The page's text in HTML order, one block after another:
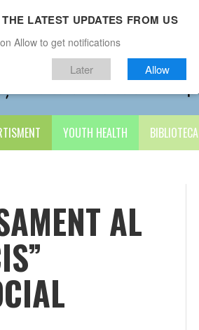
YOUTH HEALTH BIBLIOTECA
AL
LATEST UPDATES FROM US
Allow to get notifications
Later Allow